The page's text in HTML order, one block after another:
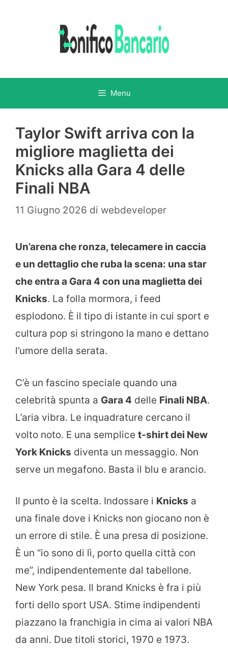
Menu
Taylor Swift arriva con la
migliore maglietta dei
Knicks alla Gara 4 delle
Finali NBA
11 Giugno 2026 di webdeveloper
Un’arena che ronza, telecamere in caccia
e un dettaglio che ruba la scena: una star
che entra a Gara 4 con una maglietta dei
Knicks. La folla mormora, i feed
esplodono. È il tipo di istante in cui sport e
cultura pop si stringono la mano e dettano
l’umore della serata.
C’è un fascino speciale quando una
celebrità spunta a Gara 4 delle Finali NBA.
L’aria vibra. Le inquadrature cercano il
volto noto. E una semplice t-shirt dei New
York Knicks diventa un messaggio. Non
serve un megafono. Basta il blu e arancio.
Il punto è la scelta. Indossare i Knicks a
una finale dove i Knicks non giocano non è
un errore di stile. È una presa di posizione.
È un “io sono di lì, porto quella città con
me”, indipendentemente dal tabellone.
New York pesa. Il brand Knicks è fra i più
forti dello sport USA. Stime indipendenti
piazzano la franchigia in cima ai valori NBA
da anni. Due titoli storici, 1970 e 1973.